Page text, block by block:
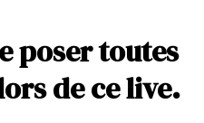
poser toutes
de ce live.